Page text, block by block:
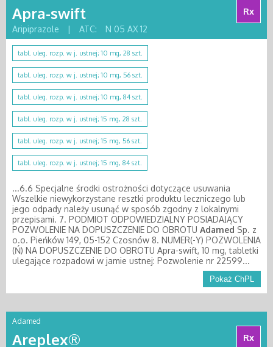
Apra-swift
Rx
Aripiprazole
| ATC: N 05 AX 12
tabl. uleg. rozp. w j. ustnej; 10 mg, 28 szt.
tabl. uleg. rozp. w j. ustnej; 10 mg, 56 szt.
tabl. uleg. rozp. w j. ustnej; 10 mg, 84 szt.
tabl. uleg. rozp. w j. ustnej; 15 mg, 28 szt.
tabl. uleg. rozp. w j. ustnej; 15 mg, 56 szt.
tabl. uleg. rozp. w j. ustnej; 15 mg, 84 szt.
...6.6 Specjalne środki ostrożności dotyczące usuwania
Wszelkie niewykorzystane resztki produktu leczniczego lub
jego odpady należy usunąć w sposób zgodny z lokalnymi
przepisami. 7. PODMIOT ODPOWIEDZIALNY POSIADAJĄCY
POZWOLENIE NA DOPUSZCZENIE DO OBROTU Adamed Sp. z
o.o. Pieńków 149, 05-152 Czosnów 8. NUMER(-Y) POZWOLENIA
(Ń) NA DOPUSZCZENIE DO OBROTU Apra-swift, 10 mg, tabletki
ulegające rozpadowi w jamie ustnej: Pozwolenie nr 22599...
Pokaż ChPL
Adamed
Areplex® Rx